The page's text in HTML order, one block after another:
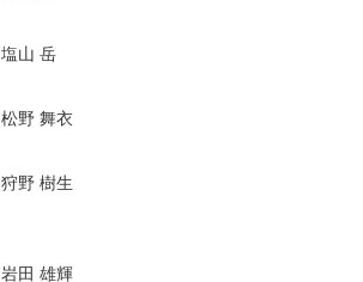
塩山 岳
松野 舞衣
狩野 樹生
岩田 雄輝